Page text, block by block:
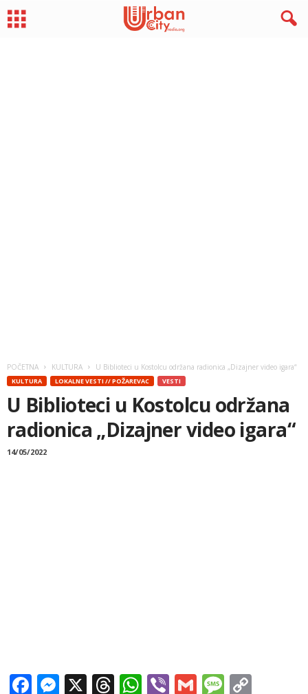
POČETNA KULTURA U Biblioteci u Kostolcu održana radionica „Dizajner video igara“
KULTURA LOKALNE VESTI // POŽAREVAC VESTI
U Biblioteci u Kostolcu održana
radionica „Dizajner video igara“
14/05/2022
Facebook
Messenger
X Threads
WhatsApp
ViberGmail